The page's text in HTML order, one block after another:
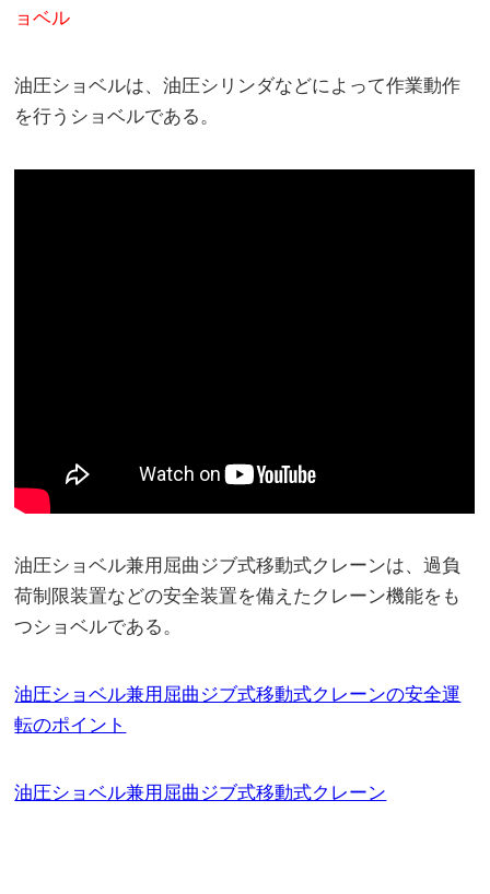
ョベル
油圧ショベルは、油圧シリンダなどによって作業動作
を行うショベルである。
油圧ショベル兼用屈曲ジブ式移動式クレーンは、過負
荷制限装置などの安全装置を備えたクレーン機能をも
つショベルである。
油圧ショベル兼用屈曲ジブ式移動式クレーンの安全運
転のポイント
油圧ショベル兼用屈曲ジブ式移動式クレーン